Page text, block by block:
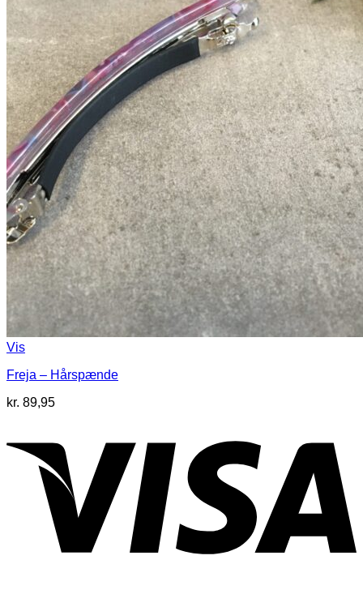
Vis
Freja – Hårspænde
kr. 89,95